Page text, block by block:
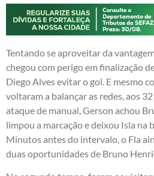
Tentando se aproveitar da
chegou com perigo em finalização
Diego Alves evitar o gol. E mesmo
voltaram a balançar as redes, aos
ataque de manual, Gerson achou
limpou a marcação e deixou Isla na
Minutos antes do intervalo, o Fla
duas oportunidades de Bruno